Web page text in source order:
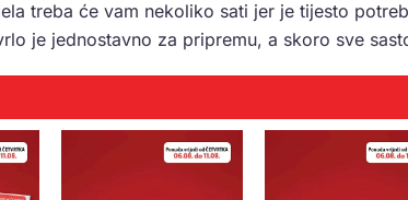
treba će vam nekoliko sati jer je tijesto
je jednostavno za pripremu, a skoro sve